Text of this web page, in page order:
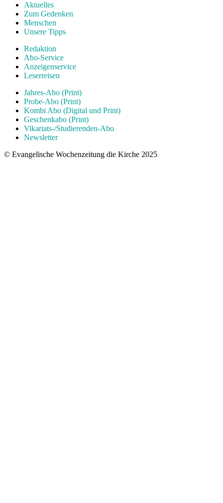
Aktuelles
Zum Gedenken
Menschen
Unsere Tipps
Redaktion
Abo-Service
Anzeigenservice
Leserreisen
Jahres-Abo (Print)
Probe-Abo (Print)
Kombi Abo (Digital und Print)
Geschenkabo (Print)
Vikariats-/Studierenden-Abo
Newsletter
© Evangelische Wochenzeitung die Kirche 2025